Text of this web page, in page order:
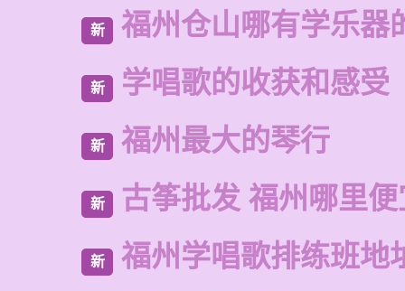
新 福州仓山哪有学乐器
新 学唱歌的收获和感受
新 福州最大的琴行
新 古筝批发 福州哪里
新 福州学唱歌排练班地